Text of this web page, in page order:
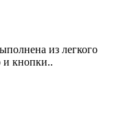
из легкого
и кнопки..